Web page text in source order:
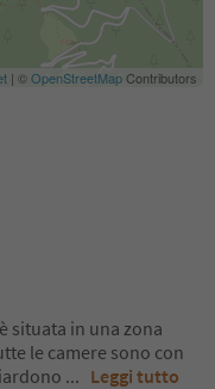
| ©OpenStreetMapContributors
situata in una zona
le camere sono con
... Leggi tutto